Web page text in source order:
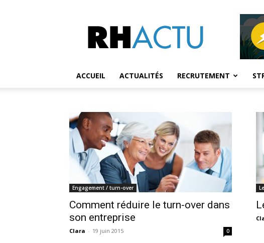
Actu
ACCUEIL ACTUALITÉS RECRUTEMENT
Engagement / turn-over
Comment réduire le turn-over dans
son entreprise​
Clara - 19 juin 2015 0